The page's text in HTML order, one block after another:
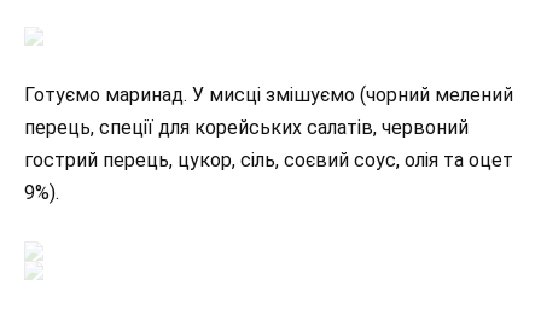
Готуємо маринад. У мисці змішуємо (чорний мелений
перець, спеції для корейських салатів, червоний
гострий перець, цукор, сіль, соєвий соус, олія та оцет
9%).